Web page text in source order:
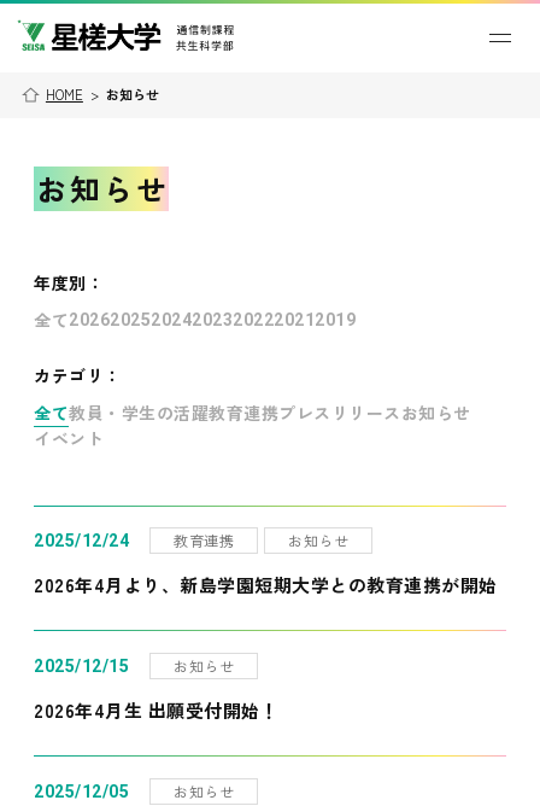
HOME > お知らせ
お知らせ
年度別 ：
全て202620252024202320222021 2019
カテゴリ：
全て教員・学生の活躍教育連携プレスリリース お知らせ
イベント
2025/12/24 教育連携 お知らせ
2026年4月より、新島学園短期大学との教育連携が開始
2025/12/15 お知らせ
2026年4月生 出願受付開始！
2025/12/05 お知らせ